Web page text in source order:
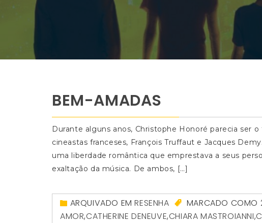
BEM-AMADAS
Durante alguns anos, Christophe Honoré parecia ser
cineastas franceses, François Truffaut e Jacques
uma liberdade romântica que emprestava a seus
exaltação da música. De ambos, […]
ARQUIVADO EMRESENHA MARCADO COMO
AMOR,CATHERINE DENEUVE,CHIARA MASTROIANNI,